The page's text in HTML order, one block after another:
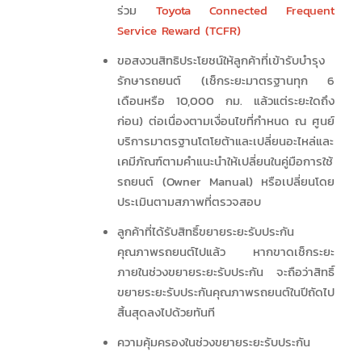
ร่วม Toyota Connected Frequent
Service Reward (TCFR)
ขอสงวนสิทธิประโยชน์ให้ลูกค้าที่เข้ารับบำรุง
รักษารถยนต์ (เช็กระยะมาตรฐานทุก 6
เดือนหรือ 10,000 กม. แล้วแต่ระยะใดถึง
ก่อน) ต่อเนื่องตามเงื่อนไขที่กำหนด ณ ศูนย์
บริการมาตรฐานโตโยต้าและเปลี่ยนอะไหล่และ
เคมีภัณฑ์ตามคำแนะนำให้เปลี่ยนในคู่มือการใช้
รถยนต์ (Owner Manual) หรือเปลี่ยนโดย
ประเมินตามสภาพที่ตรวจสอบ
ลูกค้าที่ได้รับสิทธิ์ขยายระยะรับประกัน
คุณภาพรถยนต์ไปแล้ว หากขาดเช็กระยะ
ภายในช่วงขยายระยะรับประกัน จะถือว่าสิทธิ์
ขยายระยะรับประกันคุณภาพรถยนต์ในปีถัดไป
สิ้นสุดลงไปด้วยทันที
ความคุ้มครองในช่วงขยายระยะรับประกัน